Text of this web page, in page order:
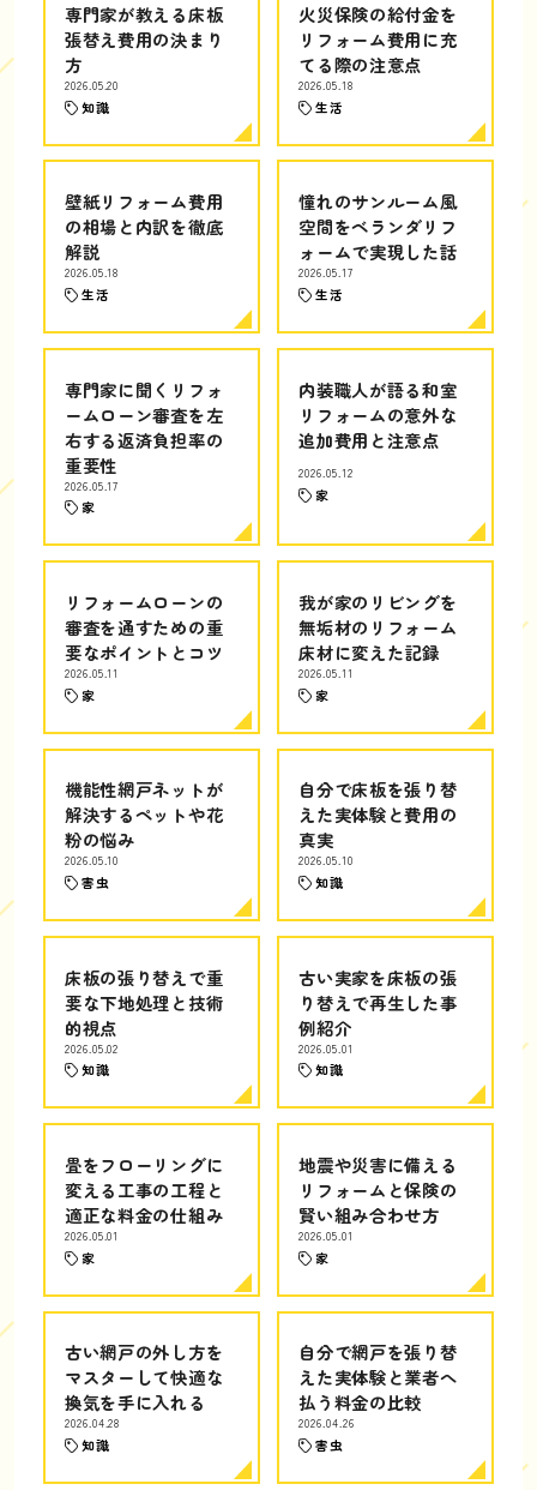
専門家が教える床板
張替え費用の決まり
方
2026.05.20
知識
火災保険の給付金を
リフォーム費用に充
てる際の注意点
2026.05.18
生活
壁紙リフォーム費用
の相場と内訳を徹底
解説
2026.05.18
生活
憧れのサンルーム風
空間をベランダリフ
ォームで実現した話
2026.05.17
生活
専門家に聞くリフォ
ームローン審査を左
右する返済負担率の
重要性
2026.05.17
家
内装職人が語る和室
リフォームの意外な
追加費用と注意点
2026.05.12
家
リフォームローンの
審査を通すための重
要なポイントとコツ
2026.05.11
家
我が家のリビングを
無垢材のリフォーム
床材に変えた記録
2026.05.11
家
機能性網戸ネットが
解決するペットや花
粉の悩み
2026.05.10
害虫
自分で床板を張り替
えた実体験と費用の
真実
2026.05.10
知識
床板の張り替えで重
要な下地処理と技術
的視点
2026.05.02
知識
古い実家を床板の張
り替えで再生した事
例紹介
2026.05.01
知識
畳をフローリングに
変える工事の工程と
適正な料金の仕組み
2026.05.01
家
地震や災害に備える
リフォームと保険の
賢い組み合わせ方
2026.05.01
家
古い網戸の外し方を
マスターして快適な
換気を手に入れる
2026.04.28
知識
自分で網戸を張り替
えた実体験と業者へ
払う料金の比較
2026.04.26
害虫